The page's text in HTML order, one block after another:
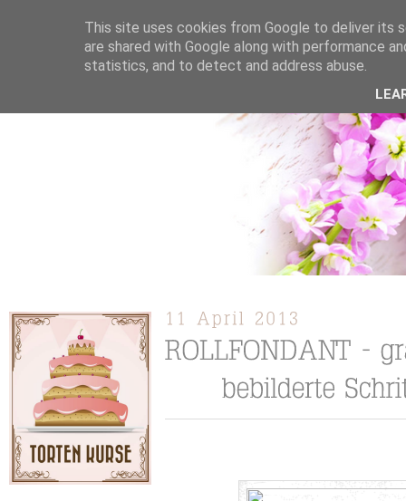
ÜBER MICH KOOPERATION TORTEN / KUCHEN /
This site uses cookies from Google to deliver its
are shared with Google along with performance
statistics, and to detect and address abuse.